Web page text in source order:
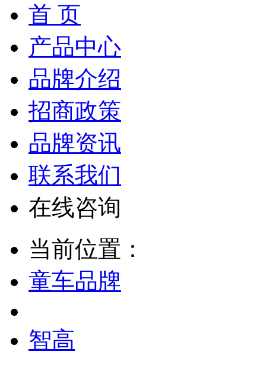
首 页
产品中心
品牌介绍
招商政策
品牌资讯
联系我们
在线咨询
当前位置：
童车品牌
智高